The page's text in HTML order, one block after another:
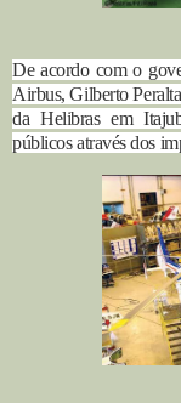
De acordo com o
Airbus, Gilberto
da Helibras em
públicos através dos